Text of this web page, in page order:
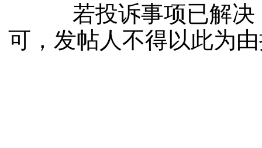
若投诉事项已解决
可，发帖人不得以此为